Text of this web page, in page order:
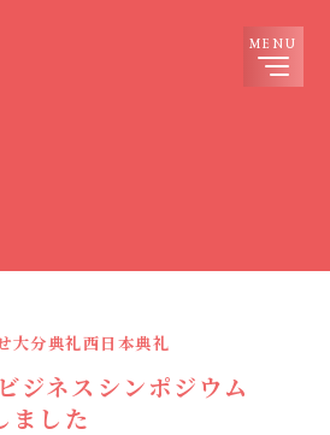
大分典礼西日本典礼
ジネスシンポジウム
ました